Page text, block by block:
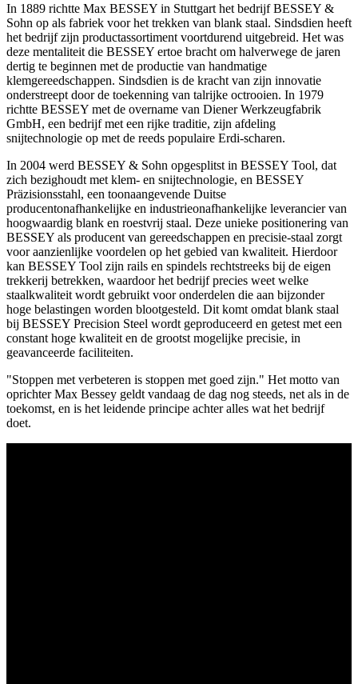
In 1889 richtte Max BESSEY in Stuttgart het bedrijf BESSEY &
Sohn op als fabriek voor het trekken van blank staal. Sindsdien heeft
het bedrijf zijn productassortiment voortdurend uitgebreid. Het was
deze mentaliteit die BESSEY ertoe bracht om halverwege de jaren
dertig te beginnen met de productie van handmatige
klemgereedschappen. Sindsdien is de kracht van zijn innovatie
onderstreept door de toekenning van talrijke octrooien. In 1979
richtte BESSEY met de overname van Diener Werkzeugfabrik
GmbH, een bedrijf met een rijke traditie, zijn afdeling
snijtechnologie op met de reeds populaire Erdi-scharen.
In 2004 werd BESSEY & Sohn opgesplitst in BESSEY Tool, dat
zich bezighoudt met klem- en snijtechnologie, en BESSEY
Präzisionsstahl, een toonaangevende Duitse
producentonafhankelijke en industrieonafhankelijke leverancier van
hoogwaardig blank en roestvrij staal. Deze unieke positionering van
BESSEY als producent van gereedschappen en precisie-staal zorgt
voor aanzienlijke voordelen op het gebied van kwaliteit. Hierdoor
kan BESSEY Tool zijn rails en spindels rechtstreeks bij de eigen
trekkerij betrekken, waardoor het bedrijf precies weet welke
staalkwaliteit wordt gebruikt voor onderdelen die aan bijzonder
hoge belastingen worden blootgesteld. Dit komt omdat blank staal
bij BESSEY Precision Steel wordt geproduceerd en getest met een
constant hoge kwaliteit en de grootst mogelijke precisie, in
geavanceerde faciliteiten.
"Stoppen met verbeteren is stoppen met goed zijn." Het motto van
oprichter Max Bessey geldt vandaag de dag nog steeds, net als in de
toekomst, en is het leidende principe achter alles wat het bedrijf
doet.